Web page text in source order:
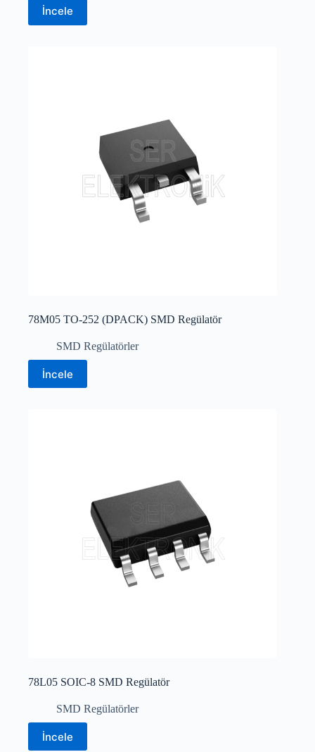
İncele
78M05 TO-252 (DPACK) SMD Regülatör
SMD Regülatörler
İncele
78L05 SOIC-8 SMD Regülatör
SMD Regülatörler
İncele